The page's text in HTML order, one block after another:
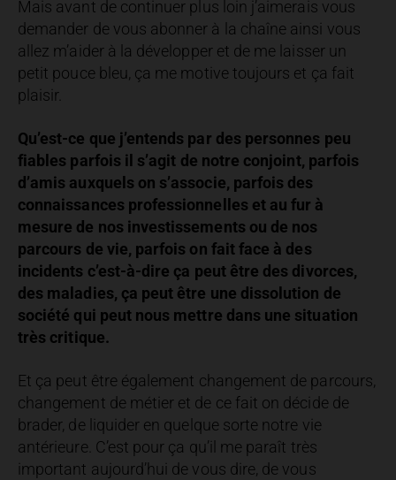
Mais avant de continuer plus loin j’aimerais vous
demander de vous abonner à la chaîne ainsi vous
allez m’aider à la développer et de me laisser un
petit pouce bleu, ça me motive toujours et ça fait
plaisir.
Qu’est-ce que j’entends par des personnes peu
fiables parfois il s’agit de notre conjoint, parfois
d’amis auxquels on s’associe, parfois des
connaissances professionnelles et au fur à
mesure de nos investissements ou de nos
parcours de vie, parfois on fait face à des
incidents c’est-à-dire ça peut être des divorces,
des maladies, ça peut être une dissolution de
société qui peut nous mettre dans une situation
très critique.
Et ça peut être également changement de parcours,
changement de métier et de ce fait on décide de
brader, de liquider en quelque sorte notre vie
antérieure. C’est pour ça qu’il me paraît très
important aujourd’hui de vous dire, de vous